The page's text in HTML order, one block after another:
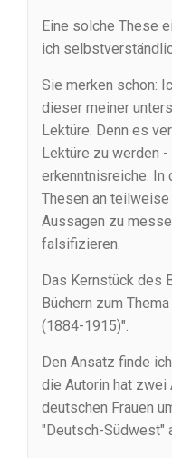
Eine solche These
ich
Sie merken schon:
dieser meiner
Lektüre. Denn es
Lektüre zu werden
erkenntnisreiche. In
Thesen an
Aussagen zu
falsifizieren.
Das Kernstück des
Büchern zum
(1884-1915)".
Den Ansatz finde
die Autorin hat zwei
deutschen Frauen
"Deutsch-Südwest"